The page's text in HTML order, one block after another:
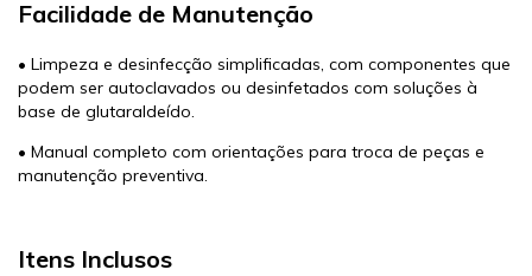
Facilidade de Manutenção
• Limpeza e desinfecção simplificadas, com componentes que
podem ser autoclavados ou desinfetados com soluções à
base de glutaraldeído.
• Manual completo com orientações para troca de peças e
manutenção preventiva.
Itens Inclusos